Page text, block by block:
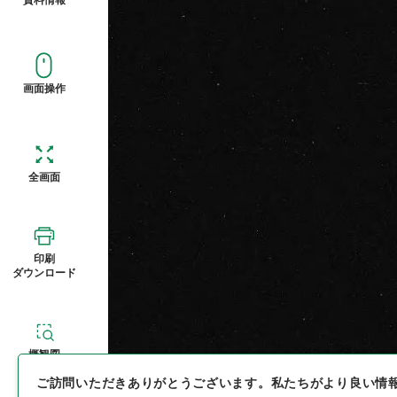
画面操作
全画面
印刷
ダウンロード
概観図
ご訪問いただきありがとうございます。 私たちがより良い情